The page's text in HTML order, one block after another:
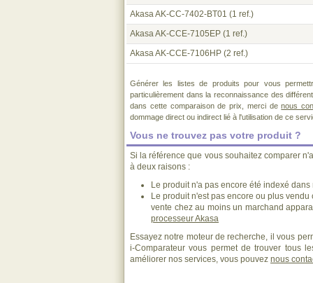
Akasa AK-CC-7402-BT01 (1 ref.)
Akasa AK-CCE-7105EP (1 ref.)
Akasa AK-CCE-7106HP (2 ref.)
Générer les listes de produits pour vous
particulièrement dans la reconnaissance des
dans cette comparaison de prix, merci denous
dommage direct ou indirect lié à l'utilisation de ce
Vous ne trouvez pas votre produit ?
Si la référence que vous souhaitez comparer
à deux raisons :
Le produit n'a pas encore été indexé
Le produit n'est pas encore ou plus
vente chez au moins un marchand
processeur Akasa
Essayez notre moteur de recherche, il vous
i-Comparateur vous permet de trouver tous
améliorer nos services, vous pouvez nous